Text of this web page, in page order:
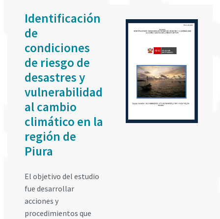
Identificación
de
condiciones
de riesgo de
desastres y
vulnerabilidad
al cambio
climático en la
región de
Piura
El objetivo del estudio
fue desarrollar
acciones y
procedimientos que